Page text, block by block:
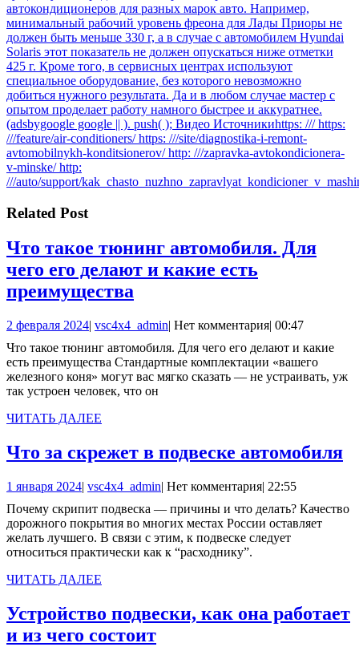
автокондиционеров для разных марок авто. Например,
минимальный рабочий уровень фреона для Лады Приоры не
должен быть меньше 330 г, а в случае с автомобилем Hyundai
Solaris этот показатель не должен опускаться ниже отметки
425 г. Кроме того, в сервисных центрах используют
специальное оборудование, без которого невозможно
добиться нужного результата. Да и в любом случае мастер с
опытом проделает работу намного быстрее и аккуратнее.
(adsbygoogle google || ). push( ); Видео Источникиhttps: /// https:
///feature/air-conditioners/ https: ///site/diagnostika-i-remont-
avtomobilnykh-konditsionerov/ http: ///zapravka-avtokondicionera-
v-minske/ http:
///auto/support/
Related Post
Что такое тюнинг автомобиля. Для
чего его делают и какие есть
преимущества
тюнинг
автомобиля.
Для
чего
и
какие
есть
преимущества
2 февраля 20242
2024
| vsc4x4_adminvsc4x4_admin
| Нет комментария| 00:47
Что такое тюнинг автомобиля. Для чего его делают и какие
есть преимущества Стандартные комплектации «вашего
железного коня» могут вас мягко сказать — не устраивать, уж
так устроен человек, что он
ЧИТАТЬ ДАЛЕЕ
Что за скрежет в подвеске автомобиля
в
1 января 20241
2024
| vsc4x4_adminvsc4x4_admin
| Нет комментария| 22:55
Почему скрипит подвеска — причины и что делать? Качество
дорожного покрытия во многих местах России оставляет
желать лучшего. В связи с этим, к подвеске следует
относиться практически как к “расходнику”.
ЧИТАТЬ ДАЛЕЕ
Устройство подвески, как она работает
и из чего состоитУстройство